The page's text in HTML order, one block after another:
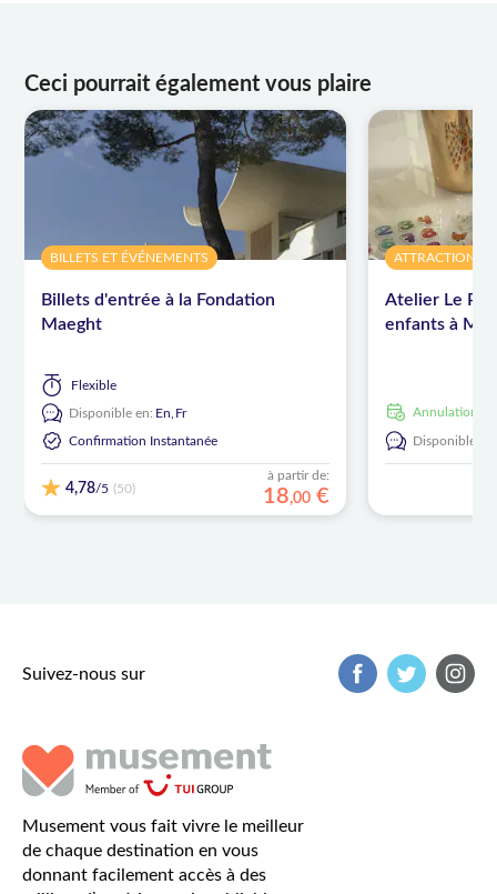
Ceci pourrait également vous plaire
BILLETS ET ÉVÉNEMENTS
Billets d'entrée à la Fondation
Maeght
Flexible
Disponible en: En,Fr
Confirmation Instantanée
4,78/5 (50)
à partir de:
18,00 €
ATTRACTIONS
Atelier Le
enfants à
Annulation
Disponible en:
Suivez-nous sur
Musement vous fait vivre le meilleur
de chaque destination en vous
donnant facilement accès à des